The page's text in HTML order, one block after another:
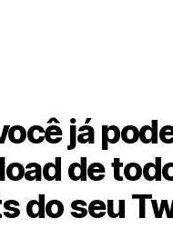
já
de
do seu